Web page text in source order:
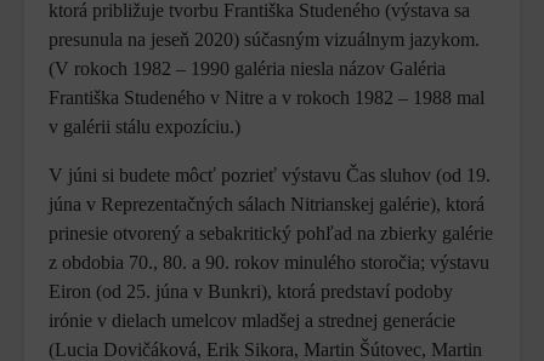
ktorá približuje tvorbu Františka Studeného (výstava sa
presunula na jeseň 2020) súčasným vizuálnym jazykom.
(V rokoch 1982 – 1990 galéria niesla názov Galéria
Františka Studeného v Nitre a v rokoch 1982 – 1988 mal
v galérii stálu expozíciu.)
V júni si budete môcť pozrieť výstavu Čas sluhov (od 19.
júna v Reprezentačných sálach Nitrianskej galérie), ktorá
prinesie otvorený a sebakritický pohľad na zbierky galérie
z obdobia 70., 80. a 90. rokov minulého storočia; výstavu
Eiron (od 25. júna v Bunkri), ktorá predstaví podoby
irónie v dielach umelcov mladšej a strednej generácie
(Lucia Dovičáková, Erik Sikora, Martin Šútovec, Martin